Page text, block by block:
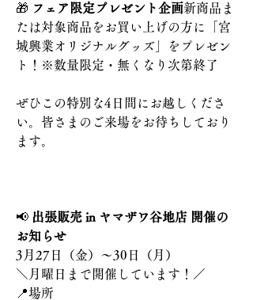
🎁 フェア限定プレゼント企画新商品ま
たは対象商品をお買い上げの方に「宮
城興業オリジナルグッズ」をプレゼン
ト！※数量限定・無くなり次第終了
ぜひこの特別な4日間にお越しくださ
い。皆さまのご来場をお待ちしており
ます。
📢 出張販売 in ヤマザワ谷地店 開催の
お知らせ
3月27日（金）～30日（月）
＼月曜日まで開催しています！／
📍場所